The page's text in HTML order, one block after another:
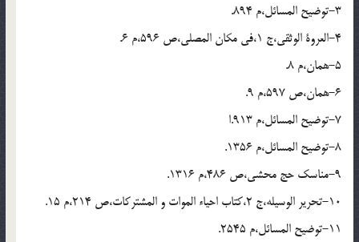
3-توضیح المسائل،م 894.
4-العروة الوثقى،ج 1،فى مکان المصلى،ص 596،م 6.
5-همان،م 8.
6-همان،ص 597،م 9.
7-توضیح المسائل،م 913.ا
8-توضیح المسائل،م 1356.
9-مناسک حج محشى،ص 486،م 1316.
10-تحریر الوسیله،ج 2،کتاب احیاء الموات و المشترکات،ص 214،م 15.
11-توضیح المسائل،م 2545.